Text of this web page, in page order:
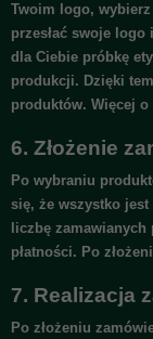
Twoim logo, wybierz
przesłać swoje
dla Ciebie próbkę
produkcji. Dzięki
produktów. Więcej
6. Złożenie
Po wybraniu
się, że wszystko
liczbę
płatności. Po
7. Realizacja
Po złożeniu